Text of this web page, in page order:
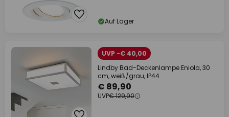
Auf Lager
UVP -€ 40,00
Lindby Bad-Deckenlampe Eniola, 30
cm, weiß/grau, IP44
€ 89,90
UVP€ 129,90